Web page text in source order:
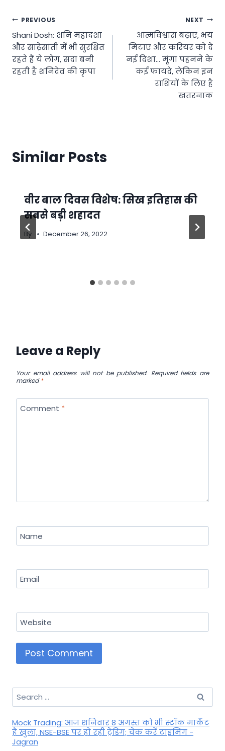
Post
navigation
PREVIOUS
Shani Dosh: शनि महादशा
और साढ़ेसाती में भी सुरक्षित
रहते हैं ये लोग, सदा बनी
रहती है शनिदेव की कृपा
NEXT
आत्मविश्वास बढ़ाए, भय
मिटाए और करियर को दे
नई दिशा… मूंगा पहनने के
कई फायदे, लेकिन इन
राशियों के लिए है
खतरनाक
Similar Posts
वीर बाल दिवस विशेष: सिख इतिहास की
सबसे बड़ी शहादत
By December 26, 2022
Leave a Reply
Your email address will not be published. Required fields are
marked*
Comment *
Name
Email
Website
Search
for:
Mock Trading: आज शनिवार 8 अगस्त को भी स्टॉक मार्केट
है खुला, NSE-BSE पर हो रही ट्रेडिंग; चेक करें टाइमिंग -
Jagran